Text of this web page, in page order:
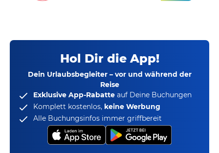
Hol Dir die App!
Dein Urlaubsbegleiter – vor und während der
Reise
Exklusive App-Rabatte auf Deine Buchungen
Komplett kostenlos, keine Werbung
Alle Buchungsinfos immer griffbereit